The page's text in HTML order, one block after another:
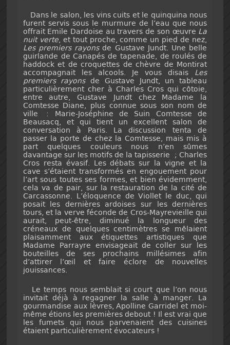
Dans le salon, les vins cuits et le quinquina nous
furent servis sous le murmure de l’eau que nous
offrait Emile Dardoise au travers de son œuvre La
nuit verte, et tout proche, comme un pied de nez,
Les premiers rayonsde Gustave Jundt. Une belle
guirlande de Canapés de tapenade, de roulés de
haddock et de croquettes de chèvre de Montirat
accompagnait les alcools. Je vous disais Les
premiers rayonsde Gustave Jundt, un tableau
particulièrement cher à Charles Cros qui côtoie,
entre autre, Gustave Jundt chez Madame la
Comtesse Diane, plus connue sous son nom de
ville : Marie-Joséphine de Suin Comtesse de
Beausacq, et qui tient un excellent salon de
conversation à Paris. La discussion tenta de
passer la porte de chez la Comtesse, mais mis à
part quelques couleurs nous n’en sûmes
davantage sur les motifs de la tapisserie ; Charles
Cros resta évasif. Les débats sur la vigne et la
cave s’étaient transformés en engouement pour
l’art sous toutes ses formes, et bien évidemment,
cela va de pair, sur la restauration de la cité de
Carcassonne. L’éloquence de Viollet le duc, qui
posait les dernières ardoises sur les dernières
tours, et la verve féconde de Cros-Mayrevieille qui
aurait, peut-être, diminué la longueur des
créneaux de quelques centimètres se mêlaient
plaisamment aux étiquettes artistiques que
Madame Parrayre envisageait de coller sur les
bouteilles de ses prochains millésimes afin
d’attirer l’œil et faire éclore de nouvelles
jouissances.
Le temps nous semblait si court que l’on nous
invitait déjà à regagner la salle à manger. La
gourmandise aux lèvres, Apolline Garridel et moi-
même étions les premières debout ! Il est vrai que
les fumets qui nous parvenaient des cuisines
étaient particulièrement évocateurs !